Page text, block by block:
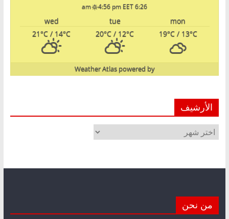
6:26 am
4:56 pm EET
mon
tue
wed
19°C/ 13°C
20°C / 12°C
21°C / 14°C
powered by
Weather Atlas
الأرشيف
الأرشيف
من نحن